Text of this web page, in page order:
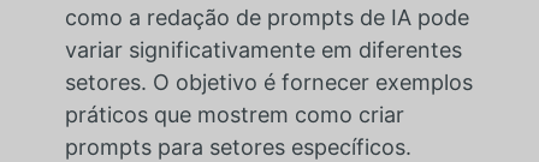
como a redação de prompts de IA pode
variar significativamente em diferentes
setores. O objetivo é fornecer exemplos
práticos que mostrem como criar
prompts para setores específicos.